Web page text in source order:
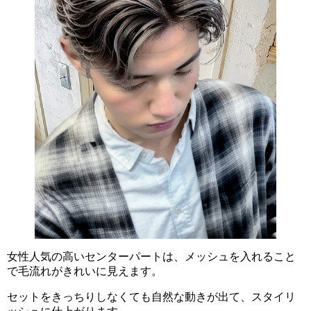
女性人気の高いセンターパートは、メッシュを入れること
で毛流れがきれいに見えます。
セットをきっちりしなくても自然な動きが出て、スタイリ